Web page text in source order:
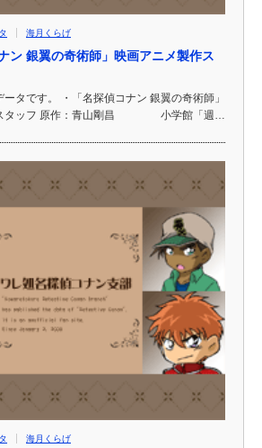
海月くらげ
ン 銀翼の奇術師」映画アニメ製作ス
タです。 ・「名探偵コナン 銀翼の奇術師」
スタッフ 原作：青山剛昌 小学館「週…
海月くらげ